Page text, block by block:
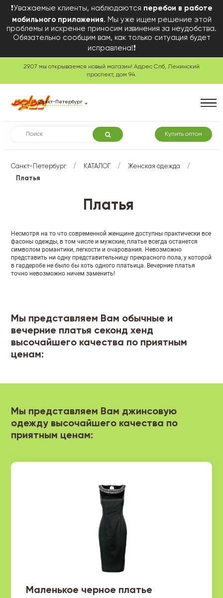
❗Уважаемые клиенты, наблюдаются перебои в работе
мобильного приложения. Мы уже ищем решение этой
проблемы и искренне приносим извинения за неудобства.
Обязательно сообщим вам, как только ситуация будет
исправлена!❗
29.07 мы открываемся новый магазин! Адрес Спб, Ленинский
проспект, дом 94.
Санкт-Петербург
Купить оптом
Санкт-Петербург / КАТАЛОГ / Женская одежда /
Платья
Платья
Несмотря на то что современной женщине доступны практически все
фасоны одежды, в том числе и мужские, платье всегда останется
символом романтики, легкости и очарования. Невозможно
представить ни одну представительницу прекрасного пола, у которой
в гардеробе не было бы хоть одного платьица. Вечерние платья
точно невозможно ничем заменить!
Мы представляем Вам обычные и
вечерние платья секонд хенд
высочайшего качества по приятным
ценам:
Мы представляем Вам джинсовую
одежду высочайшего качества по
приятным ценам:
Маленькое черное платье